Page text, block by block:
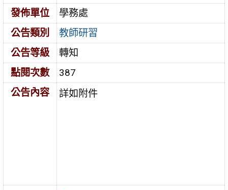
發佈單位
學務處
公告類別
教師研習
公告等級
轉知
點閱次數
387
公告內容
詳如附件